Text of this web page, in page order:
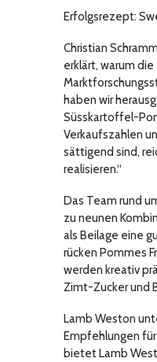
Erfolgsrezept:
Christian
erklärt, warum
haben wir
Süsskartoffel-
Verkaufszahlen
sättigend sind,
realisieren.“
Das Team rund
zu neunen
als Beilage eine
rücken Pommes
werden kreativ
Zimt-Zucker und
Lamb Weston
Empfehlungen
bietet Lamb